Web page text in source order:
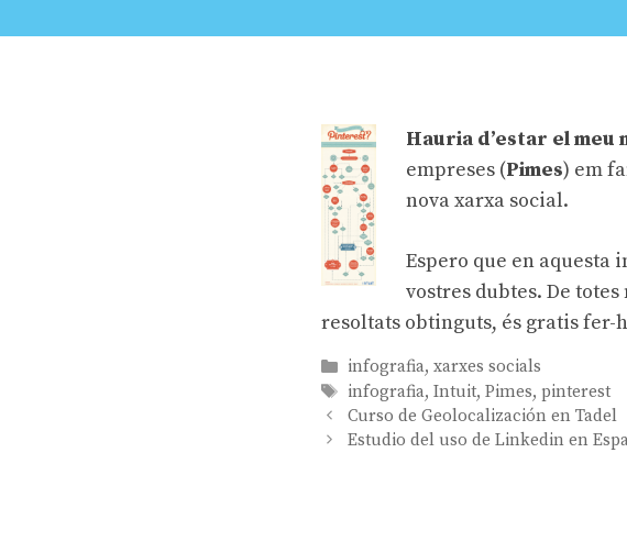
Hauria d’estar el meu
empreses (Pimes) em
nova xarxa social.
Espero que en aquesta
vostres dubtes. De
resoltats obtinguts, és gratis fer-
Categories
infografia,xarxes socials
Etiquetes
infografia,Intuit,Pimes, pinterest
Navegació
per
Curso de Geolocalización en Tadel
Estudio del uso de Linkedin en